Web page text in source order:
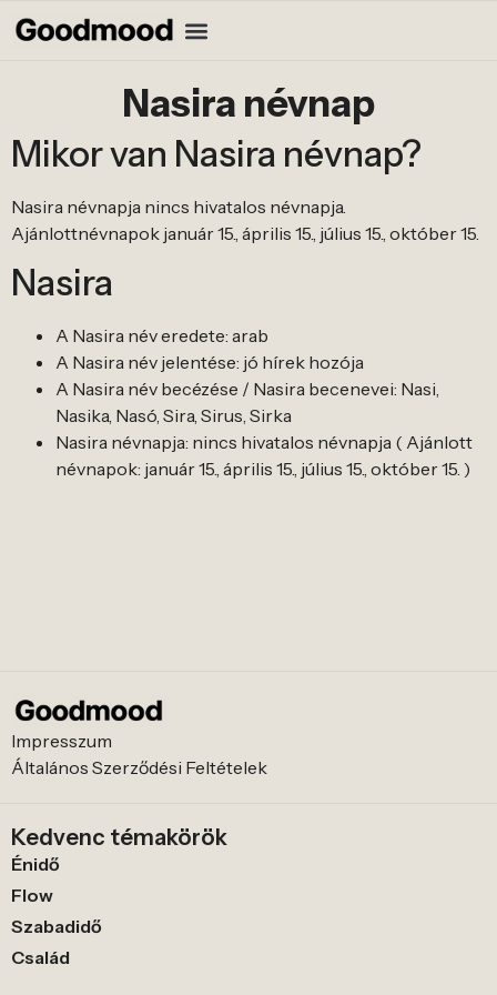
Nasira névnap
Mikor van Nasira névnap?
Nasira névnapja nincs hivatalos névnapja.
Ajánlottnévnapok január 15., április 15., július 15., október 15.
Nasira
A Nasira név eredete: arab
A Nasira név jelentése: jó hírek hozója
A Nasira név becézése / Nasira becenevei: Nasi,
Nasika, Nasó, Sira, Sirus, Sirka
Nasira névnapja: nincs hivatalos névnapja ( Ajánlott
névnapok: január 15., április 15., július 15., október 15. )
Impresszum
Általános Szerződési Feltételek
Kedvenc témakörök
Énidő
Flow
Szabadidő
Család